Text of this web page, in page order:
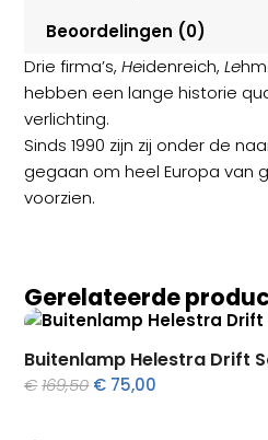
Beoordelingen (0)
Drie firma’s,Heidenreich,Le
hebben een lange historie
verlichting.
Sinds 1990 zijn zij onder de
gegaan om heel Europa van
voorzien.
Gerelateerde
Buitenlamp Helestra Drift
€169,50 Oorspronkelijke
€ 75,00